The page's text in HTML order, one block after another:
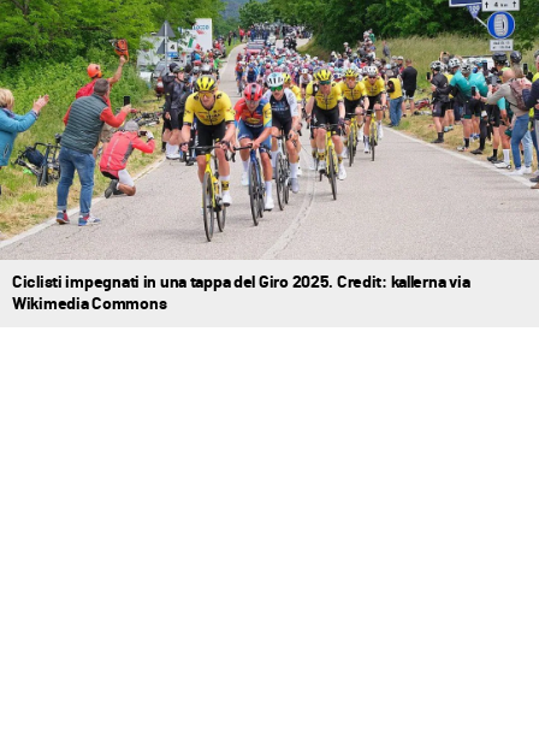
Ciclisti impegnati in una tappa del Giro 2025. Credit: kallerna via
Wikimedia Commons